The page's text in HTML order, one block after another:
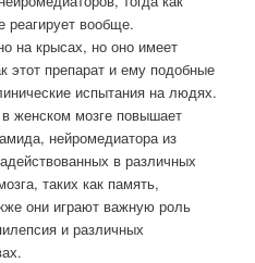
реагирует вообще.
на крысах, но оно имеет
этот препарат и ему подобные
испытания на людях.
женском мозге повышает
нейромедиатора из
в различных
таких как память,
они играют важную роль
и различных